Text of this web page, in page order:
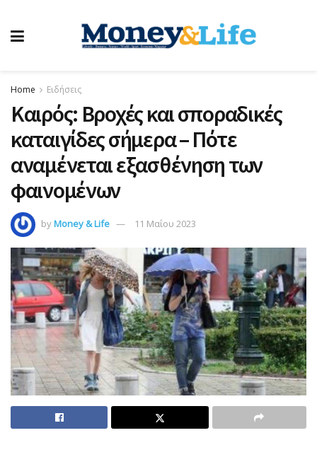
Home Ειδήσεις
Καιρός: Βροχές και σποραδικές
καταιγίδες σήμερα – Πότε
αναμένεται εξασθένηση των
φαινομένων
byMoney & Life 11 Μαΐου 2023